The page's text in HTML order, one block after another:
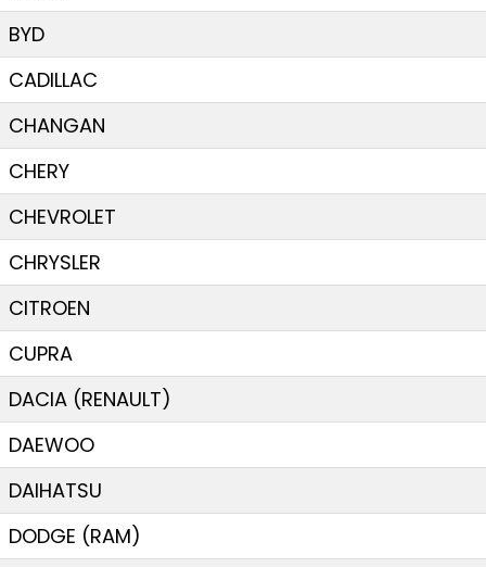
BYD
CADILLAC
CHANGAN
CHERY
CHEVROLET
CHRYSLER
CITROEN
CUPRA
DACIA (RENAULT)
DAEWOO
DAIHATSU
DODGE (RAM)